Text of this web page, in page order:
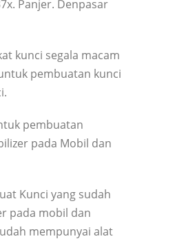
Panjer. Denpasar
kunci segala macam
pembuatan kunci
pembuatan
pada Mobil dan
Kunci yang sudah
pada mobil dan
mempunyai alat